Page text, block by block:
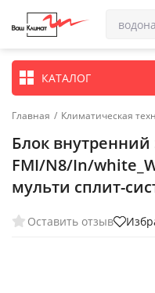
КАТАЛОГ
Главная / Климатическая
Блок внутренний
FMI/N8/In/
мульти сплит-
Оставить отзыв